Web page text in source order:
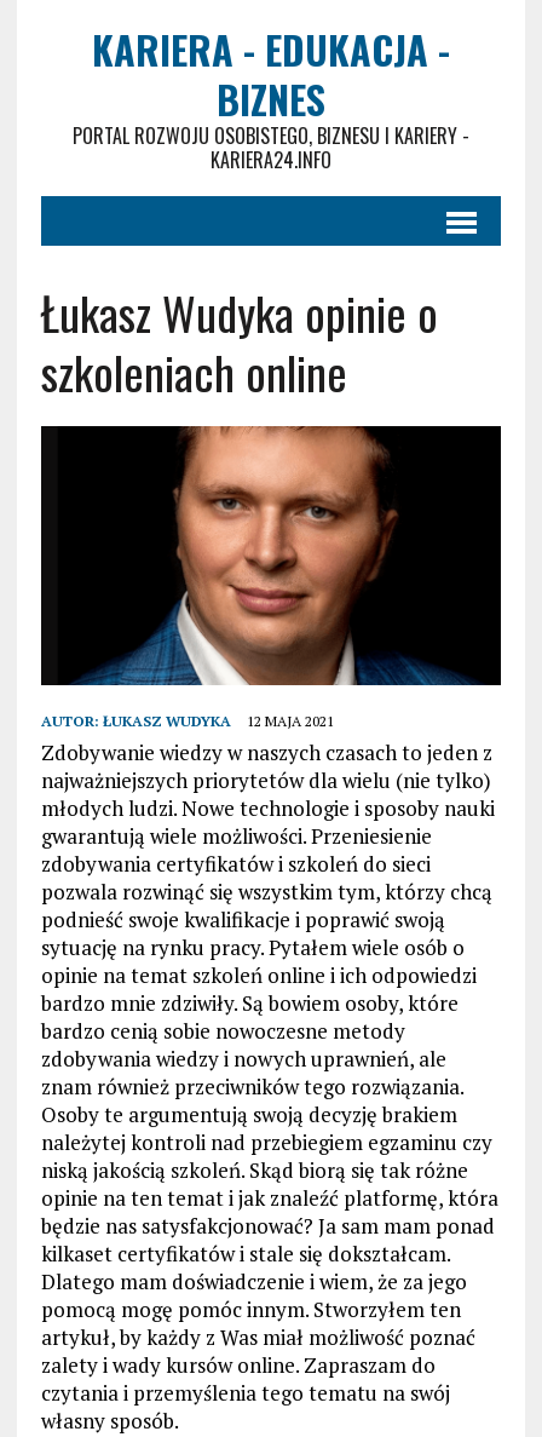
KARIERA - EDUKACJA -
BIZNES
PORTAL ROZWOJU OSOBISTEGO, BIZNESU I KARIERY -
KARIERA24.INFO
Łukasz Wudyka opinie o
szkoleniach online
AUTOR: ŁUKASZ WUDYKA 12 MAJA 2021
Zdobywanie wiedzy w naszych czasach to jeden z
najważniejszych priorytetów dla wielu (nie tylko)
młodych ludzi. Nowe technologie i sposoby nauki
gwarantują wiele możliwości. Przeniesienie
zdobywania certyfikatów i szkoleń do sieci
pozwala rozwinąć się wszystkim tym, którzy chcą
podnieść swoje kwalifikacje i poprawić swoją
sytuację na rynku pracy. Pytałem wiele osób o
opinie na temat szkoleń online i ich odpowiedzi
bardzo mnie zdziwiły. Są bowiem osoby, które
bardzo cenią sobie nowoczesne metody
zdobywania wiedzy i nowych uprawnień, ale
znam również przeciwników tego rozwiązania.
Osoby te argumentują swoją decyzję brakiem
należytej kontroli nad przebiegiem egzaminu czy
niską jakością szkoleń. Skąd biorą się tak różne
opinie na ten temat i jak znaleźć platformę, która
będzie nas satysfakcjonować? Ja sam mam ponad
kilkaset certyfikatów i stale się dokształcam.
Dlatego mam doświadczenie i wiem, że za jego
pomocą mogę pomóc innym. Stworzyłem ten
artykuł, by każdy z Was miał możliwość poznać
zalety i wady kursów online. Zapraszam do
czytania i przemyślenia tego tematu na swój
własny sposób.